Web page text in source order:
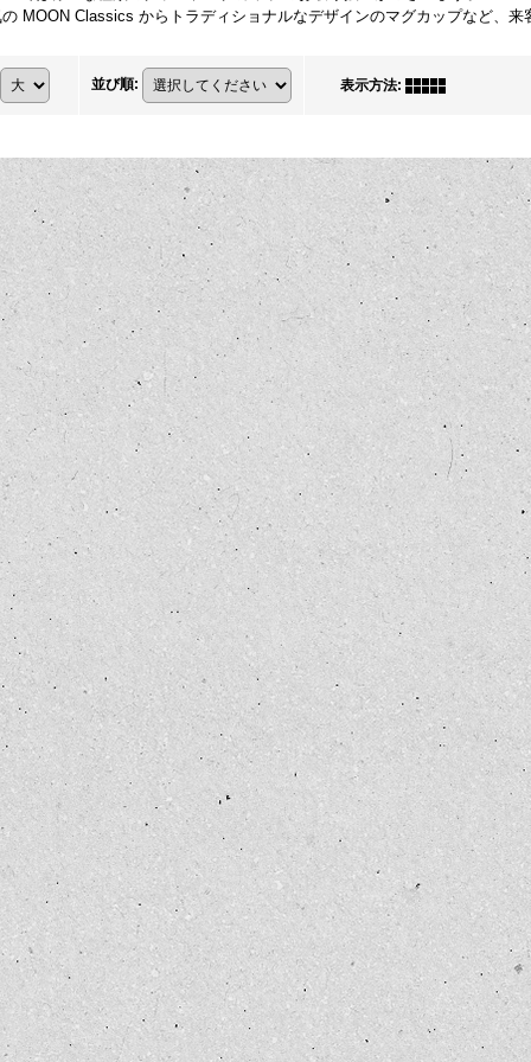
MOON Classics からトラディショナルなデザインのマグカップなど、
並び順: 表示方法: